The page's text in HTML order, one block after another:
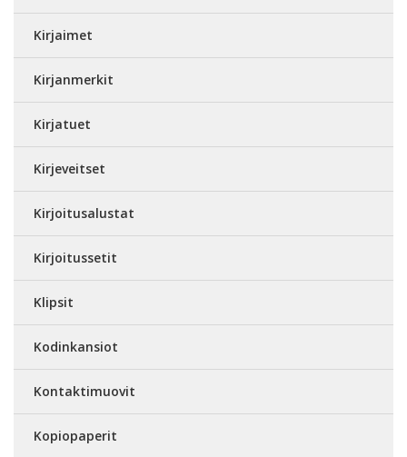
Kirjaimet
Kirjanmerkit
Kirjatuet
Kirjeveitset
Kirjoitusalustat
Kirjoitussetit
Klipsit
Kodinkansiot
Kontaktimuovit
Kopiopaperit